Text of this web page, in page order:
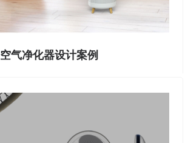
空气净化器设计案例